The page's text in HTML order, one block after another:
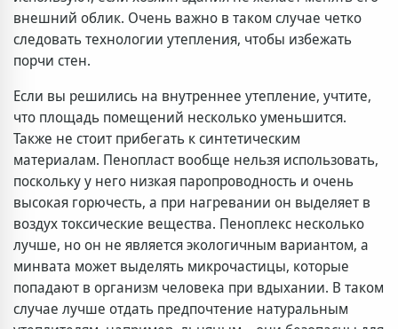
внешний облик. Очень важно в таком случае четко
следовать технологии утепления, чтобы избежать
порчи стен.
Если вы решились на внутреннее утепление, учтите,
что площадь помещений несколько уменьшится.
Также не стоит прибегать к синтетическим
материалам. Пенопласт вообще нельзя использовать,
поскольку у него низкая паропроводность и очень
высокая горючесть, а при нагревании он выделяет в
воздух токсические вещества. Пеноплекс несколько
лучше, но он не является экологичным вариантом, а
минвата может выделять микрочастицы, которые
попадают в организм человека при вдыхании. В таком
случае лучше отдать предпочтение натуральным